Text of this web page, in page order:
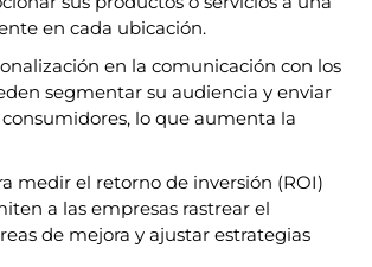
en cada ubicación.
en la comunicación con los
segmentar su audiencia y enviar
lo que aumenta la
medir el retorno de inversión (ROI)
a las empresas rastrear el
de mejora y ajustar estrategias